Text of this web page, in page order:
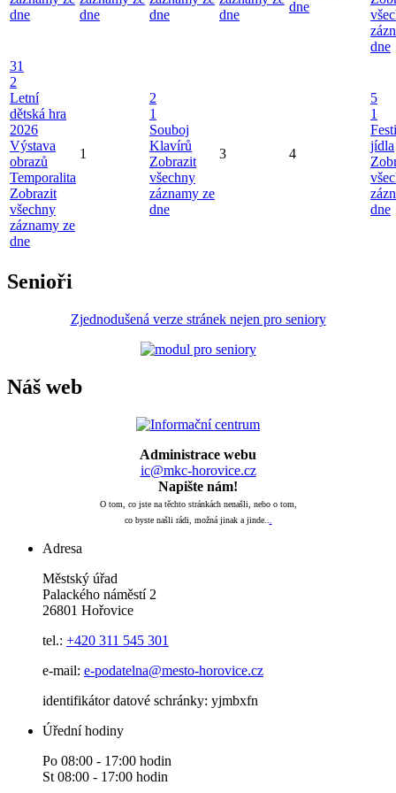
dne
dne
dne
dne
dne
dne
31
2
Letní
dětská hra
2026
Výstava
obrazů
Temporalita
Zobrazit
všechny
záznamy ze
dne
1
2
1
Souboj
Klavírů
Zobrazit
všechny
záznamy ze
dne
3 4
5
1
jídla
dne
Senioři
Zjednodušená verze stránek nejen pro seniory
Náš web
Administrace webu
ic@mkc-horovice.cz
Napište nám!
O tom, co jste na těchto stránkách nenašli, nebo o tom,
co byste našli rádi, možná jinak a jinde..
Adresa
Městský úřad
Palackého náměstí 2
26801 Hořovice
tel.: +420 311 545 301
e-mail: e-podatelna@mesto-horovice.cz
identifikátor datové schránky: yjmbxfn
Úřední hodiny
Po 08:00 - 17:00 hodin
St 08:00 - 17:00 hodin